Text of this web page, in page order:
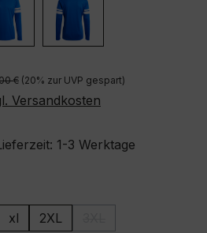
Preis:
€ (20% zur UVP gespart)
Versandkosten
1-3 Werktage
xl 2XL